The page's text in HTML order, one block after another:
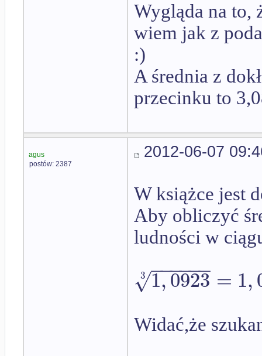
Wygląda na to,
wiem jak z
:)
A średnia z
przecinku to
agus
postów: 2387
2012-06-07
W książce jest
Aby obliczyć
ludności w
1,0923
− −
−−−−
√
3 = 1,
Widać,że